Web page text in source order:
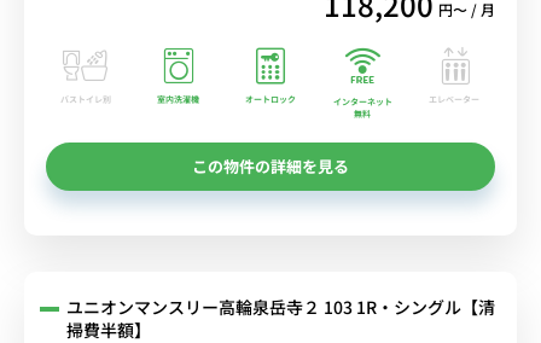
円〜 / 月
バストイレ別 室内洗濯機 オートロック
インターネット
無料
エレベーター
この物件の詳細を見る
ユニオンマンスリー高輪泉岳寺２ 103 1R・シングル【清
掃費半額】